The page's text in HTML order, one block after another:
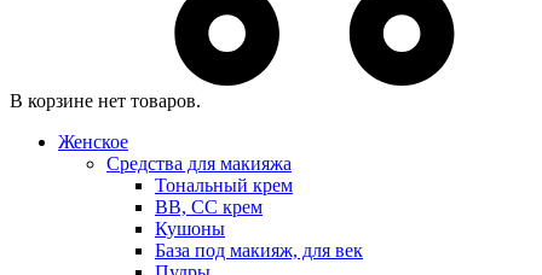
В корзине нет товаров.
Женское
Средства для макияжа
Тональный крем
BB, CC крем
Кушоны
База под макияж, для век